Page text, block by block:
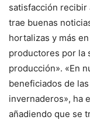
satisfacción recibir
trae buenas
hortalizas y más
productores por la
producción». «En
beneficiados de
invernaderos», ha
añadiendo que se